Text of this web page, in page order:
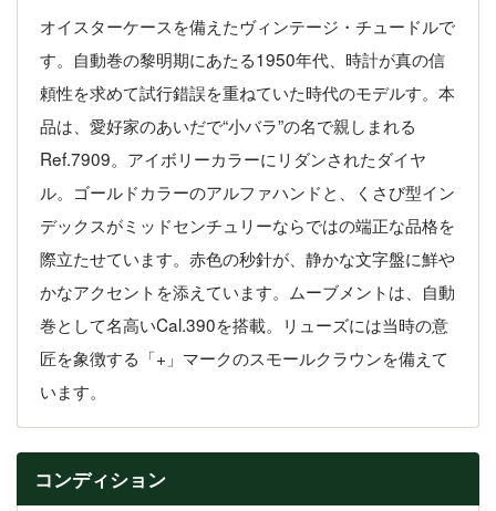
オイスターケースを備えたヴィンテージ・チュードルで
す。自動巻の黎明期にあたる1950年代、時計が真の信
頼性を求めて試行錯誤を重ねていた時代のモデルす。本
品は、愛好家のあいだで“小バラ”の名で親しまれる
Ref.7909。アイボリーカラーにリダンされたダイヤ
ル。ゴールドカラーのアルファハンドと、くさび型イン
デックスがミッドセンチュリーならではの端正な品格を
際立たせています。赤色の秒針が、静かな文字盤に鮮や
かなアクセントを添えています。ムーブメントは、自動
巻として名高いCal.390を搭載。リューズには当時の意
匠を象徴する「+」マークのスモールクラウンを備えて
います。
コンディション